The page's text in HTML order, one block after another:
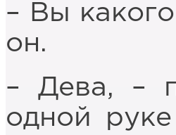
– Вы
он.
– Дева, –
одной